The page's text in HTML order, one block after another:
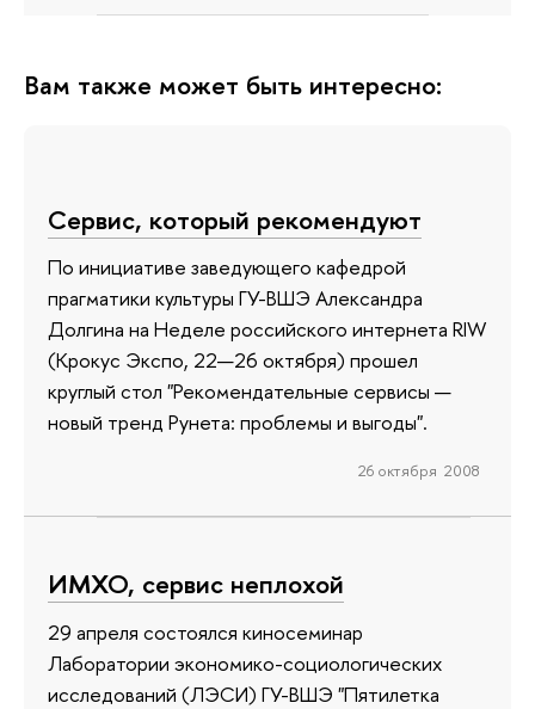
Вам также может быть интересно:
Сервис, который рекомендуют
По инициативе заведующего кафедрой
прагматики культуры ГУ-ВШЭ Александра
Долгина на Неделе российского интернета RIW
(Крокус Экспо, 22—26 октября) прошел
круглый стол "Рекомендательные сервисы —
новый тренд Рунета: проблемы и выгоды".
26 октября 2008
ИМХО, сервис неплохой
29 апреля состоялся киносеминар
Лаборатории экономико-социологических
исследований (ЛЭСИ) ГУ-ВШЭ "Пятилетка